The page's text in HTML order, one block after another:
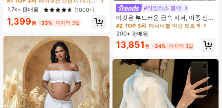
프, 얼굴, 파운데이션 및 컨실러 블렌
딩 도구에 적합, 다기능 건식/습식 사
용, 유니섹스, 메이크업, 저렴한, 방 장
식, 화장대, 여행, 침실, 메이크업 액세
퍼프, 메이크업 스펀지, 저렴한, 스타
킹 스터퍼, 메이크업, 메이크업 도구,
저렴한 물건, 선물, 여성용 선물, 크리
스마스 선물, 경품, 여행, 저렴한 물건,
여행 필수품
높은 재방문 고객
높은 재방문 고객
#1 TOP 3위
에어쿠션 스펀지 메이크업 퍼프 & 스폰지
높은 재방문 고객
1.7k+ 판매됨 (1000+)
1,399원 -33% 마지막 3일
#타임리스 블랙
이것은 부드러운 금속 지퍼, 이중 상단
손잡이, 조절 가능한 긴 어깨 스트랩이
특징인 세련되고 미니멀한 블랙 대용
량 여성용 핸드백입니다. 여성들은 어
깨에 메거나, 크로스백으로 메거나, 손
으로 들 수 있습니다. 이 가방은 꼼꼼
하게 바느질되어 출퇴근, 쇼핑, 출장,
사무실 사용 및 일상적인 출퇴근에 적
합합니다.
#2 TOP 3위 패셔너블 여성 토트백
200+ 판매됨
13,851 원 -34% 마지막 3일